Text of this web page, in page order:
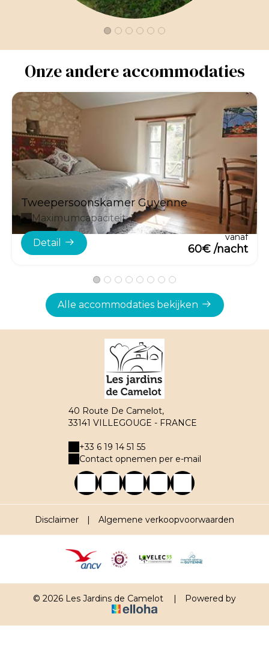
Onze andere accommodaties
Tweepersoonskamer Guyenne
Maximumcapaciteit: 2
Detail
vanaf
60€ /nacht
Alle accommodaties bekijken
40 Route De Camelot,
33141 VILLEGOUGE - FRANCE
+33 6 19 14 51 55
Contact opnemen per e-mail
Disclaimer | Algemene verkoopvoorwaarden
© 2026 Les Jardins de Camelot | Powered by